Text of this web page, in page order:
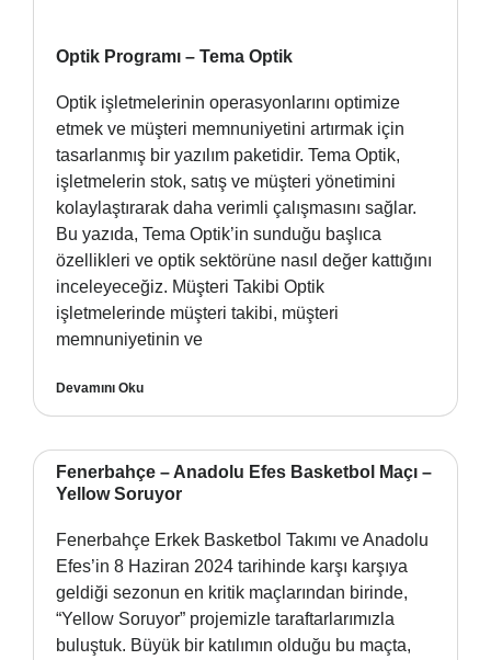
Optik Programı – Tema Optik
Optik işletmelerinin operasyonlarını optimize
etmek ve müşteri memnuniyetini artırmak için
tasarlanmış bir yazılım paketidir. Tema Optik,
işletmelerin stok, satış ve müşteri yönetimini
kolaylaştırarak daha verimli çalışmasını sağlar.
Bu yazıda, Tema Optik’in sunduğu başlıca
özellikleri ve optik sektörüne nasıl değer kattığını
inceleyeceğiz. Müşteri Takibi Optik
işletmelerinde müşteri takibi, müşteri
memnuniyetinin ve
Devamını Oku
Fenerbahçe – Anadolu Efes Basketbol Maçı –
Yellow Soruyor
Fenerbahçe Erkek Basketbol Takımı ve Anadolu
Efes’in 8 Haziran 2024 tarihinde karşı karşıya
geldiği sezonun en kritik maçlarından birinde,
“Yellow Soruyor” projemizle taraftarlarımızla
buluştuk. Büyük bir katılımın olduğu bu maçta,